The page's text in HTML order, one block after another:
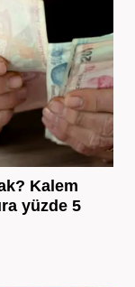
Kalem
yüzde 5